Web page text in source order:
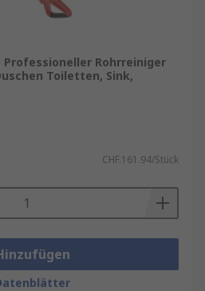
Rohrreiniger
Toiletten, Sink,
CHF.161.94/Stück